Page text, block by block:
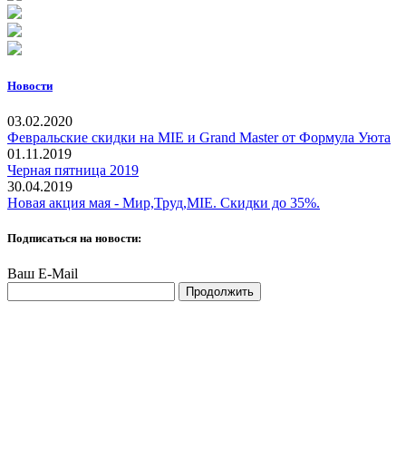
Новости
03.02.2020
Февральские скидки на MIE и Grand Master от Формула Уюта
01.11.2019
Черная пятница 2019
30.04.2019
Новая акция мая - Мир,Труд,MIE. Скидки до 35%.
Подписаться на новости:
Ваш E-Mail
Продолжить